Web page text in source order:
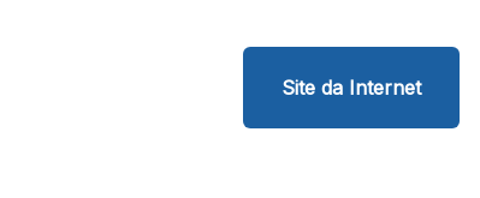
Site da Internet